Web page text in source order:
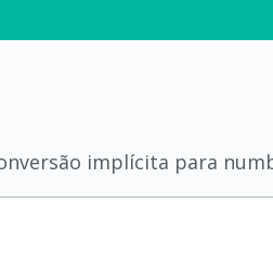
implícita para